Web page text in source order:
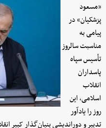
«مسعود
پزشکیان» در
پیامی به
مناسبت سالروز
تأسیس سپاه
پاسداران
انقلاب
اسلامی، این
روز را یادآور
تدبیر و دوراندیشی بنیان‌گذار کبیر